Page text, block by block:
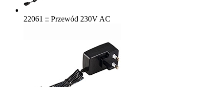
22061 :: Przewód 230V AC